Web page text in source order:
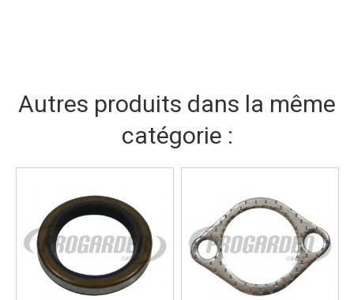
Autres produits dans la même
catégorie :